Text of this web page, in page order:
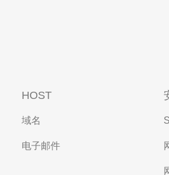
HOST
域名
电子邮件